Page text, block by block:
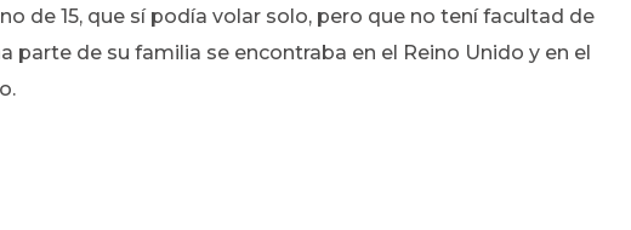
de 15, que sí podía volar solo, pero que no tení facultad de
parte de su familia se encontraba en el Reino Unido y en el